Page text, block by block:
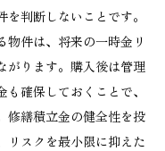
判断しないことです。
物件は、将来の一時金リ
がります。購入後は管理
確保しておくことで、
修繕積立金の健全性を投
リスクを最小限に抑えた